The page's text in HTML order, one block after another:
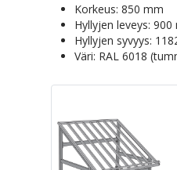
Korkeus: 850 mm
Hyllyjen leveys: 900
Hyllyjen syvyys:
Väri: RAL 6018